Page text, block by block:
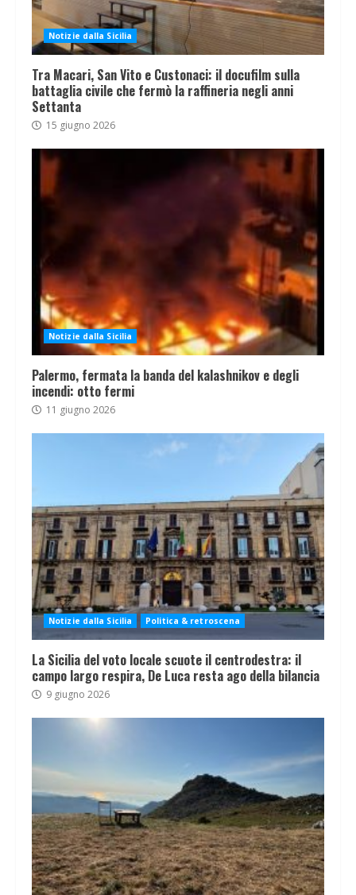
Notizie dalla Sicilia
Tra Macari, San Vito e Custonaci: il docufilm sulla
battaglia civile che fermò la raffineria negli anni
Settanta
15 giugno 2026
Notizie dalla Sicilia
Palermo, fermata la banda del kalashnikov e degli
incendi: otto fermi
11 giugno 2026
Notizie dalla Sicilia Politica & retroscena
La Sicilia del voto locale scuote il centrodestra: il
campo largo respira, De Luca resta ago della bilancia
9 giugno 2026